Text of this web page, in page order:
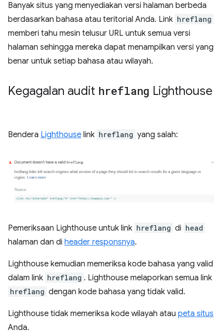
Banyak situs yang menyediakan versi halaman berbeda
berdasarkan bahasa atau teritorial Anda. Link hreflang
memberi tahu mesin telusur URL untuk semua versi
halaman sehingga mereka dapat menampilkan versi yang
benar untuk setiap bahasa atau wilayah.
Kegagalan audit hreflang Lighthouse
Bendera Lighthouse link hreflang yang salah:
Pemeriksaan Lighthouse untuk link hreflang di head
halaman dan di header responsnya.
Lighthouse kemudian memeriksa kode bahasa yang valid
dalam link hreflang . Lighthouse melaporkan semua link
hreflang dengan kode bahasa yang tidak valid.
Lighthouse tidak memeriksa kode wilayah atau peta situs
Anda.